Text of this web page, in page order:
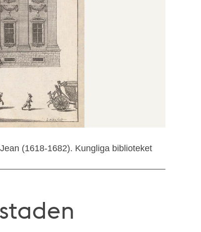
(1618-1682). Kungliga biblioteket